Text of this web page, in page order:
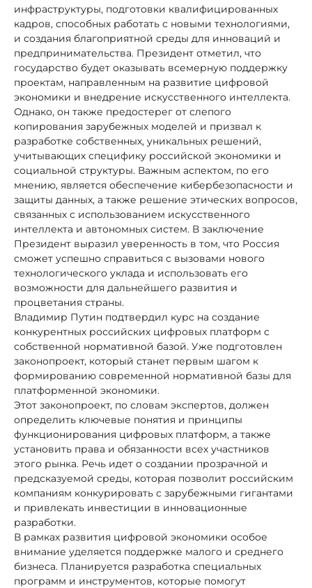
инфраструктуры, подготовки квалифицированных
кадров, способных работать с новыми технологиями,
и создания благоприятной среды для инноваций и
предпринимательства. Президент отметил, что
государство будет оказывать всемерную поддержку
проектам, направленным на развитие цифровой
экономики и внедрение искусственного интеллекта.
Однако, он также предостерег от слепого
копирования зарубежных моделей и призвал к
разработке собственных, уникальных решений,
учитывающих специфику российской экономики и
социальной структуры. Важным аспектом, по его
мнению, является обеспечение кибербезопасности и
защиты данных, а также решение этических вопросов,
связанных с использованием искусственного
интеллекта и автономных систем. В заключение
Президент выразил уверенность в том, что Россия
сможет успешно справиться с вызовами нового
технологического уклада и использовать его
возможности для дальнейшего развития и
процветания страны.
Владимир Путин подтвердил курс на создание
конкурентных российских цифровых платформ с
собственной нормативной базой. Уже подготовлен
законопроект, который станет первым шагом к
формированию современной нормативной базы для
платформенной экономики.
Этот законопроект, по словам экспертов, должен
определить ключевые понятия и принципы
функционирования цифровых платформ, а также
установить права и обязанности всех участников
этого рынка. Речь идет о создании прозрачной и
предсказуемой среды, которая позволит российским
компаниям конкурировать с зарубежными гигантами
и привлекать инвестиции в инновационные
разработки.
В рамках развития цифровой экономики особое
внимание уделяется поддержке малого и среднего
бизнеса. Планируется разработка специальных
программ и инструментов, которые помогут